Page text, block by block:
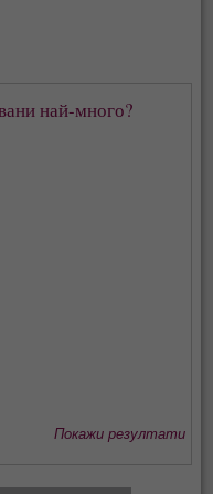
най-много?
Покажи резултати